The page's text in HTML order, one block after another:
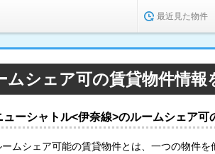
最近見た物件
シェア可の賃貸物件情報
ューシャトル<伊奈線>のルームシェア可
ームシェア可能の賃貸物件とは、一つの物件